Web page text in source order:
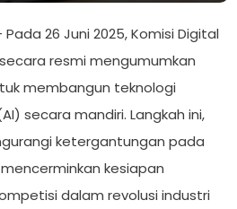
26 Juni 2025, Komisi Digital
resmi mengumumkan
membangun teknologi
secara mandiri. Langkah ini,
ketergantungan pada
kesiapan
dalam revolusi industri